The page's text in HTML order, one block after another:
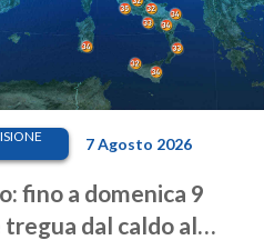
7 Agosto 2026
fino a domenica 9
dal caldo al